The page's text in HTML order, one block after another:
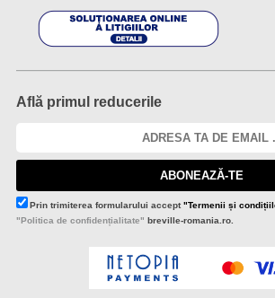
Află primul reducerile
ABONEAZĂ-TE
Prin trimiterea formularului accept"Termenii și
"Politica de confidențialitate" breville-romania.ro.